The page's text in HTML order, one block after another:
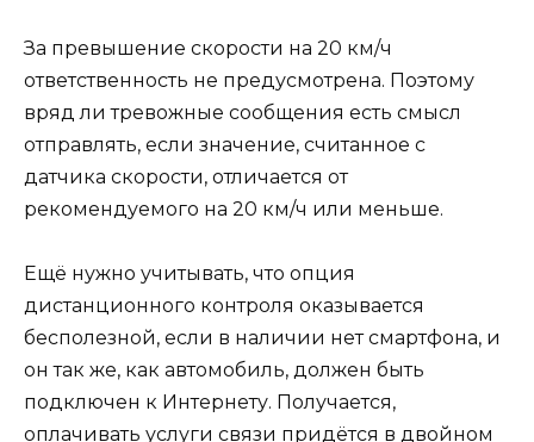
За превышение скорости на 20 км/ч
ответственность не предусмотрена. Поэтому
вряд ли тревожные сообщения есть смысл
отправлять, если значение, считанное с
датчика скорости, отличается от
рекомендуемого на 20 км/ч или меньше.
Ещё нужно учитывать, что опция
дистанционного контроля оказывается
бесполезной, если в наличии нет смартфона, и
он так же, как автомобиль, должен быть
подключен к Интернету. Получается,
оплачивать услуги связи придётся в двойном